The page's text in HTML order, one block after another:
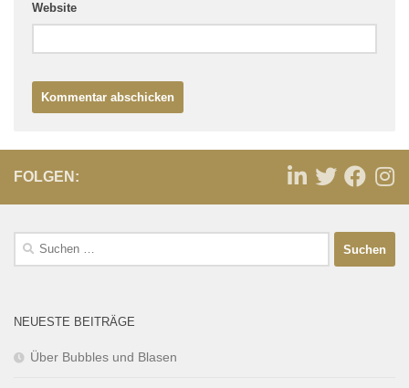
Website
FOLGEN:
NEUESTE BEITRÄGE
Über Bubbles und Blasen